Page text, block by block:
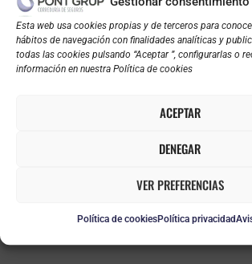
Esta web usa cookies propias y de terceros para
hábitos de navegación con finalidades analíticas y
todas las cookies pulsando “Aceptar ”, configurarlas o
información en nuestra Política de cookies
ACEPTAR
DENEGAR
VER PREFERENCIAS
Política de cookiesPolítica privacidad
ASEGURARA TU MOTO
TRIUMPH CON LAS
VENTAJAS